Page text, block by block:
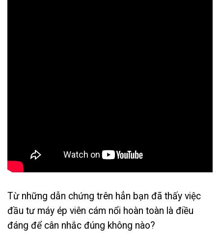
Từ những dẫn chứng trên hẳn bạn đã thấy việc
đầu tư máy ép viên cám nổi hoàn toàn là điều
đáng để cân nhắc đúng không nào?